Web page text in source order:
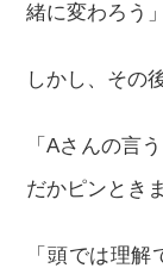
緒に変わろう
しかし、その
「Aさんの言
だかピンとき
「頭では理